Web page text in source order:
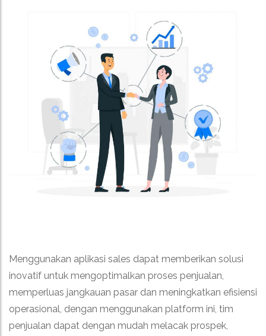
Menggunakan aplikasi sales dapat memberikan solusi
inovatif untuk mengoptimalkan proses penjualan,
memperluas jangkauan pasar dan meningkatkan efisiensi
operasional, dengan menggunakan platform ini, tim
penjualan dapat dengan mudah melacak prospek,